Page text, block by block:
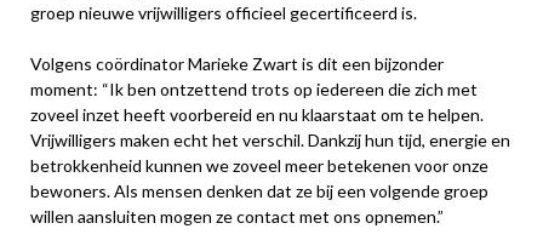
groep nieuwe vrijwilligers officieel gecertificeerd is.
Volgens coördinator Marieke Zwart is dit een bijzonder
moment: “Ik ben ontzettend trots op iedereen die zich met
zoveel inzet heeft voorbereid en nu klaarstaat om te helpen.
Vrijwilligers maken echt het verschil. Dankzij hun tijd, energie en
betrokkenheid kunnen we zoveel meer betekenen voor onze
bewoners. Als mensen denken dat ze bij een volgende groep
willen aansluiten mogen ze contact met ons opnemen.”